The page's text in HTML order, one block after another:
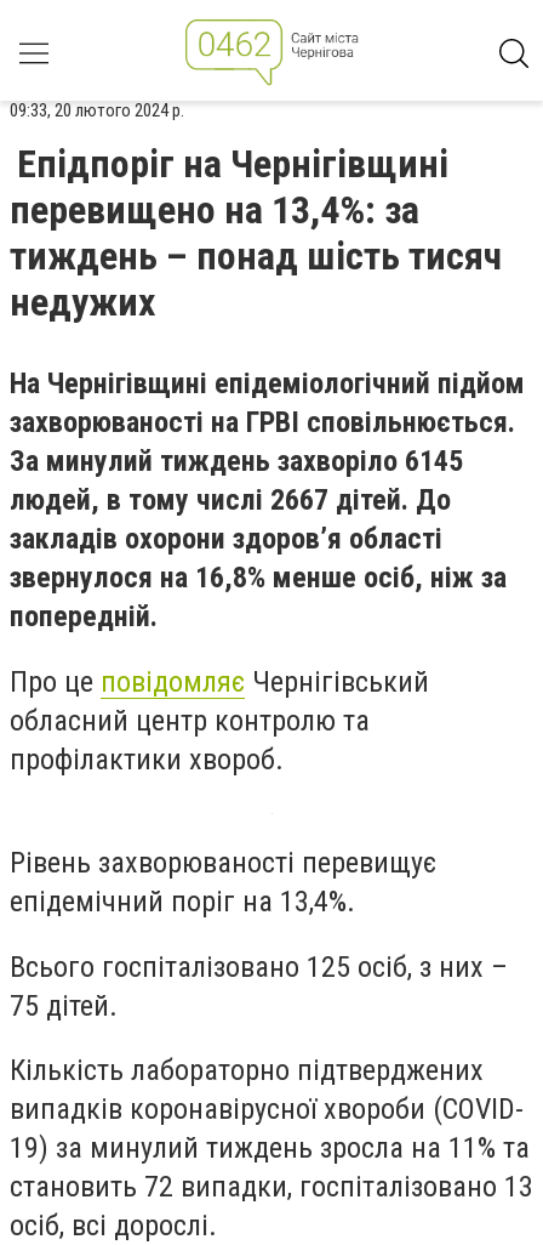
09:33, 20 лютого 2024 р.
Епідпоріг на Чернігівщині
перевищено на 13,4%: за
тиждень – понад шість тисяч
недужих
На Чернігівщині епідеміологічний підйом
захворюваності на ГРВІ сповільнюється.
За минулий тиждень захворіло 6145
людей, в тому числі 2667 дітей. До
закладів охорони здоров’я області
звернулося на 16,8% менше осіб, ніж за
попередній.
Про це повідомляє Чернігівський
обласний центр контролю та
профілактики хвороб.
Рівень захворюваності перевищує
епідемічний поріг на 13,4%.
Всього госпіталізовано 125 осіб, з них –
75 дітей.
Кількість лабораторно підтверджених
випадків коронавірусної хвороби (COVID-
19) за минулий тиждень зросла на 11% та
становить 72 випадки, госпіталізовано 13
осіб, всі дорослі.